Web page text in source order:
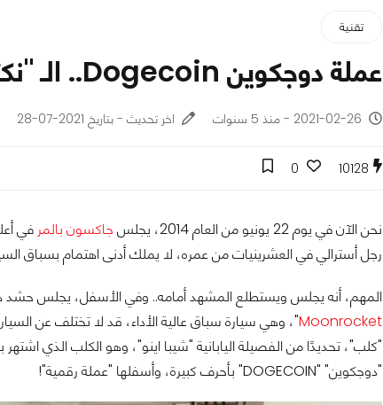
تقنية
عملة دوجكوين Dogecoin.. الـ "نكتة" التي لم تعد كذلك!
2021-02-26 - منذ 5 سنوات اخر تحديث - بتاريخ 2021-07-28
10128
0
نحن الآن في يوم 22 يونيو من العام 2014، يجلس جاكسون بالمر
رجل أسترالي في العشرينيات من عمره، لا يملك أدنى اهتمام بسباق
المهم، أنه يجلس ويستطلع المشهد أمامه.. وفي الأسفل، يجلس حشد
Moonrocket"، وهي سيارة سباق عالية الأداء، قد لا تختلف عن
"دوجكوين" "DOGECOIN" بأحرف كبيرة، وأسفلها "عملة رقمية"!